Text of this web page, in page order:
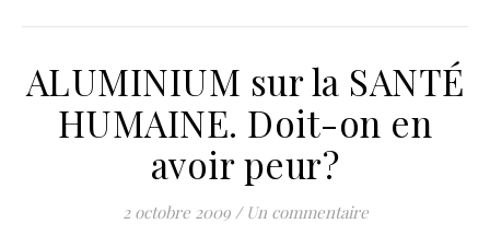
ALUMINIUM sur la SANTÉ
HUMAINE. Doit-on en
avoir peur?
2 octobre 2009 / Un commentaire